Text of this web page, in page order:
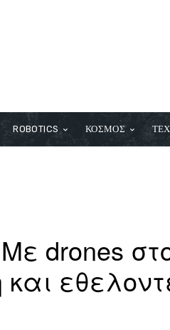
ROBOTICS ΚΟΣΜΟΣ
drones